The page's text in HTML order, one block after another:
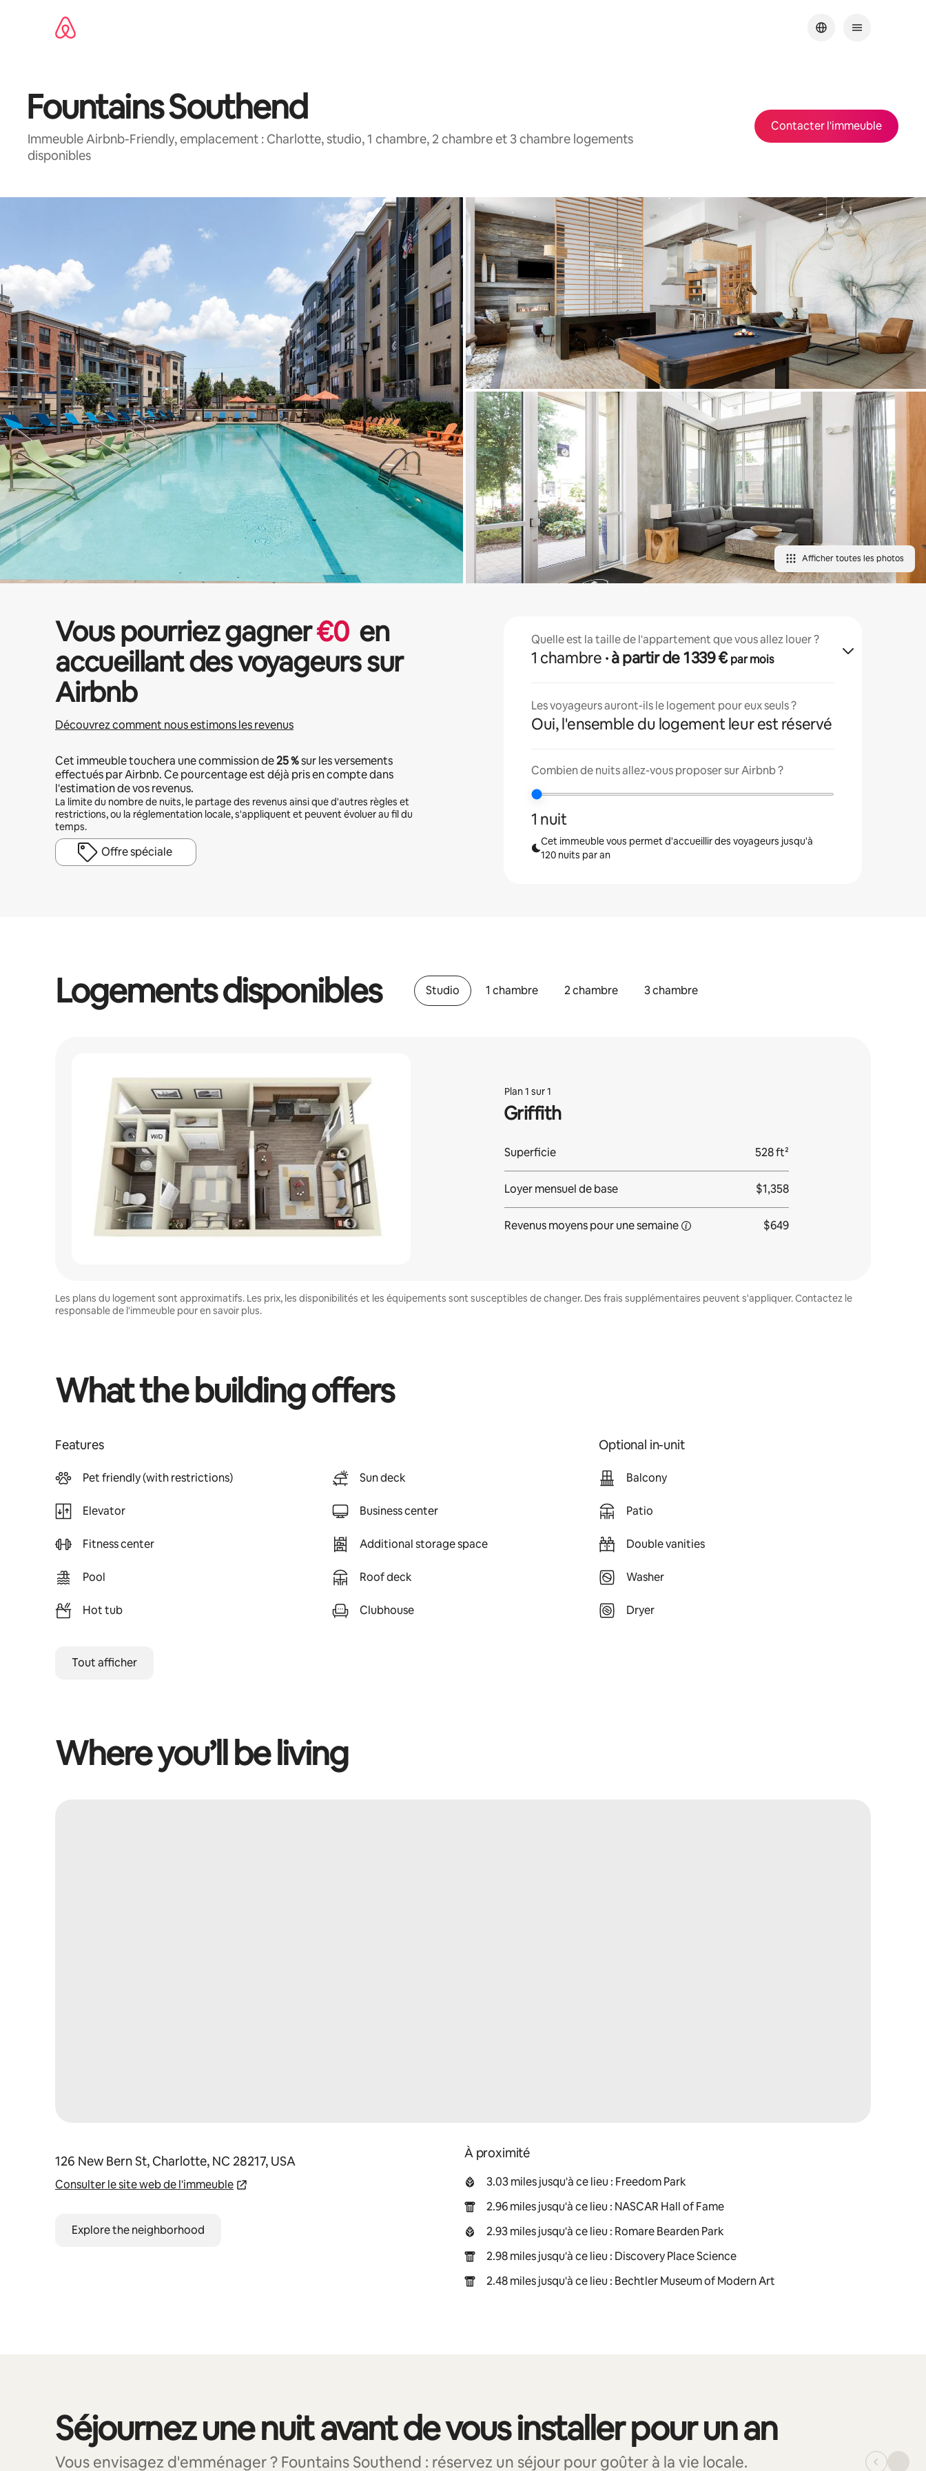
Fountains Southend
Immeuble Airbnb-Friendly, emplacement : Charlotte, studio, 1 chambre, 2 chambre et 3 chambre logements
disponibles
Contacter l'immeuble
Afficher toutes les photos
Vous pourriez gagner€0 en
accueillant des voyageurs sur
Airbnb
Découvrez comment nous estimons les revenus
Cet immeuble touchera une commission de25 %sur les versements
effectués par Airbnb. Ce pourcentage est déjà pris en compte dans
l'estimation de vos revenus.
La limite du nombre de nuits, le partage des revenus ainsi que d'autres règles et
restrictions, ou la réglementation locale, s'appliquent et peuvent évoluer au fil du
temps.
Offre spéciale
Quelle est la taille de l'appartement que vous allez louer ?
1 chambre · à partir de 1 339 €par mois
Les voyageurs auront-ils le logement pour eux seuls ?
Oui, l'ensemble du logement leur est réservé
Combien de nuits allez-vous proposer sur Airbnb ?
1 nuit
Cet immeuble vous permet d'accueillir des voyageurs jusqu'à
120 nuits par an
Logements disponibles Studio 1 chambre 2 chambre 3 chambre
Plan 1 sur 1
Griffith
Superficie 528 ft²
Loyer mensuel de base $1,358
Revenus moyens pour unesemaine $649
Les plans du logement sont approximatifs. Les prix, les disponibilités et les équipements sont susceptibles de changer. Des frais supplémentaires peuvent s'appliquer. Contactez le
responsable de l'immeuble pour en savoir plus.
What the building offers
Features
Pet friendly (with restrictions)
Elevator
Fitness center
Pool
Hot tub
Sun deck
Business center
Additional storage space
Roof deck
Clubhouse
Optional in-unit
Balcony
Patio
Double vanities
Washer
Dryer
Tout afficher
Where you’ll be living
126 New Bern St, Charlotte, NC 28217, USA
Consulter le site web de l'immeuble
Explore the neighborhood
À proximité
3.03 miles jusqu'à ce lieu : Freedom Park
2.96 miles jusqu'à ce lieu : NASCAR Hall of Fame
2.93 miles jusqu'à ce lieu : Romare Bearden Park
2.98 miles jusqu'à ce lieu : Discovery Place Science
2.48 miles jusqu'à ce lieu : Bechtler Museum of Modern Art
Séjournez une nuit avant de vous installer pour un an
Vous envisagez d'emménager ? Fountains Southend : réservez un séjour pour goûter à la vie locale.
0 sur 0 élément visible
_